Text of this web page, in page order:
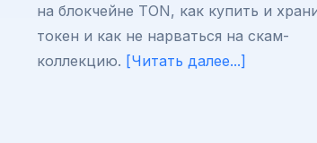
на блокчейне TON, как купить и
токен и как не нарваться на скам-
коллекцию. [Читать далее...]